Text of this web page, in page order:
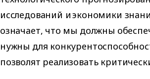
исследований и экономики
означает, что мы должны
нужны для
позволят реализовать